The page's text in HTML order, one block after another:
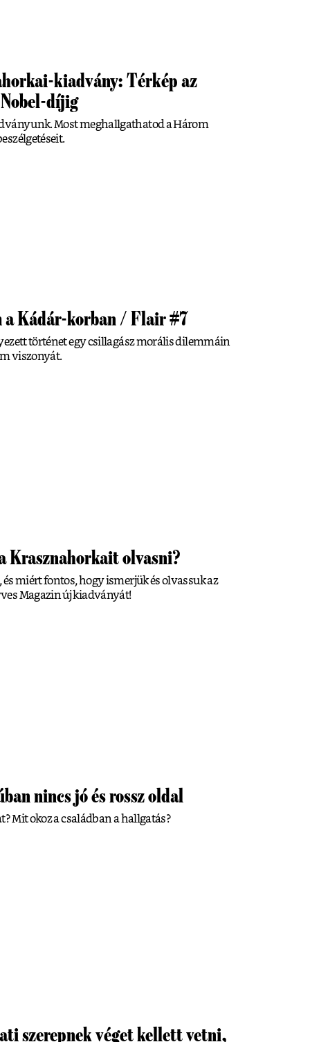
kiadvány: Térkép az
díjig
Most meghallgathatod a Három
a Kádár-korban / Flair #7
történet egy csillagász morális dilemmáin
viszonyát.
Krasznahorkait olvasni?
miért fontos, hogy ismerjük és olvassuk az
Magazin új kiadványát!
nincs jó és rossz oldal
Mit okoz a családban a hallgatás?
szerepnek véget kellett vetni,